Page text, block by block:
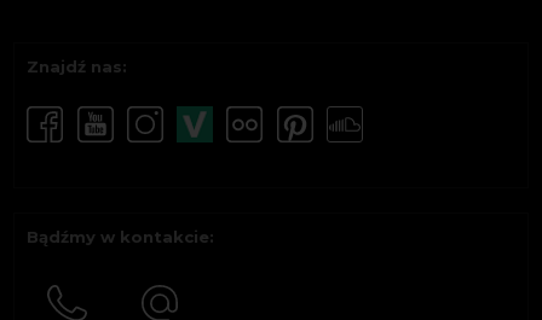
Znajdź nas:
Bądźmy w kontakcie: